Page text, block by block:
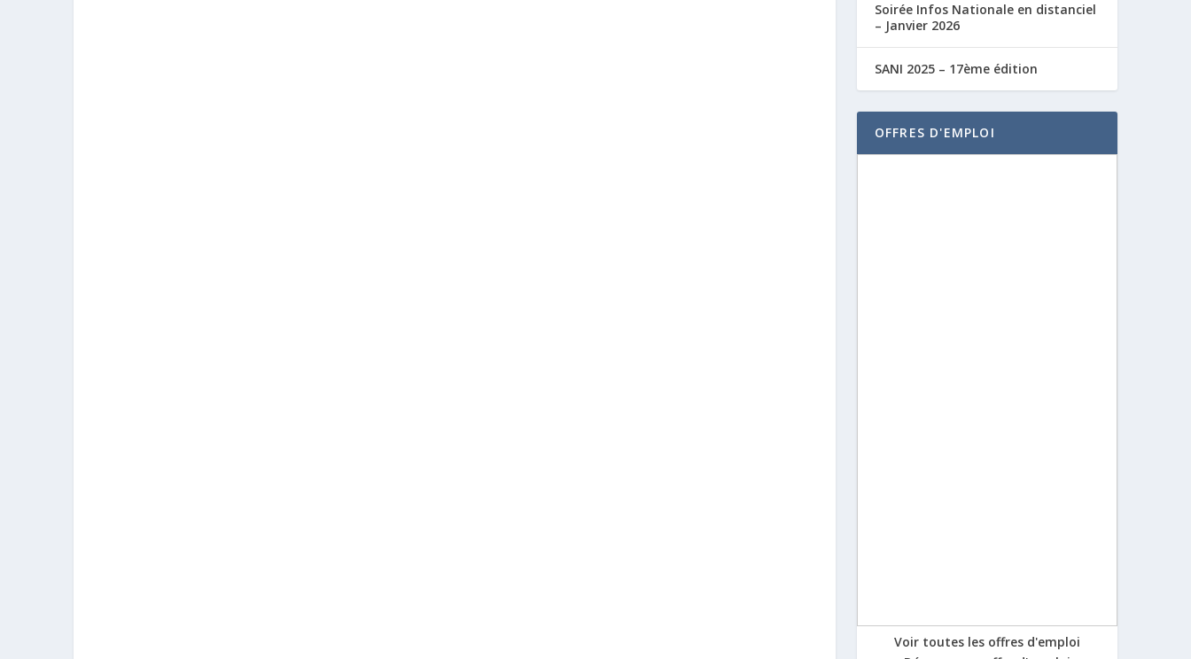
Soirée Infos Nationale en distanciel
– Janvier 2026
SANI 2025 – 17ème édition
OFFRES D'EMPLOI
Voir toutes les offres d'emploi